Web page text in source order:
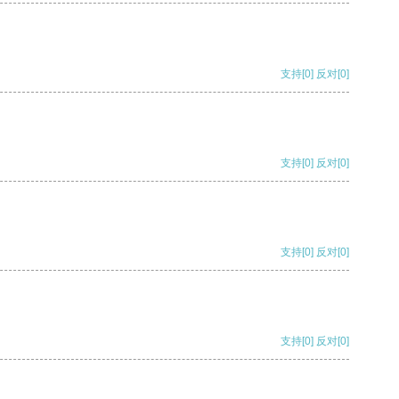
支持[0] 反对[0]
支持[0] 反对[0]
支持[0] 反对[0]
支持[0] 反对[0]